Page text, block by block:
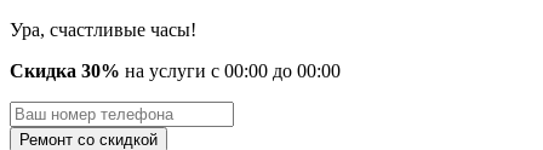
Ура, счастливые часы!
Скидка 30% на услуги с 00:00 до 00:00